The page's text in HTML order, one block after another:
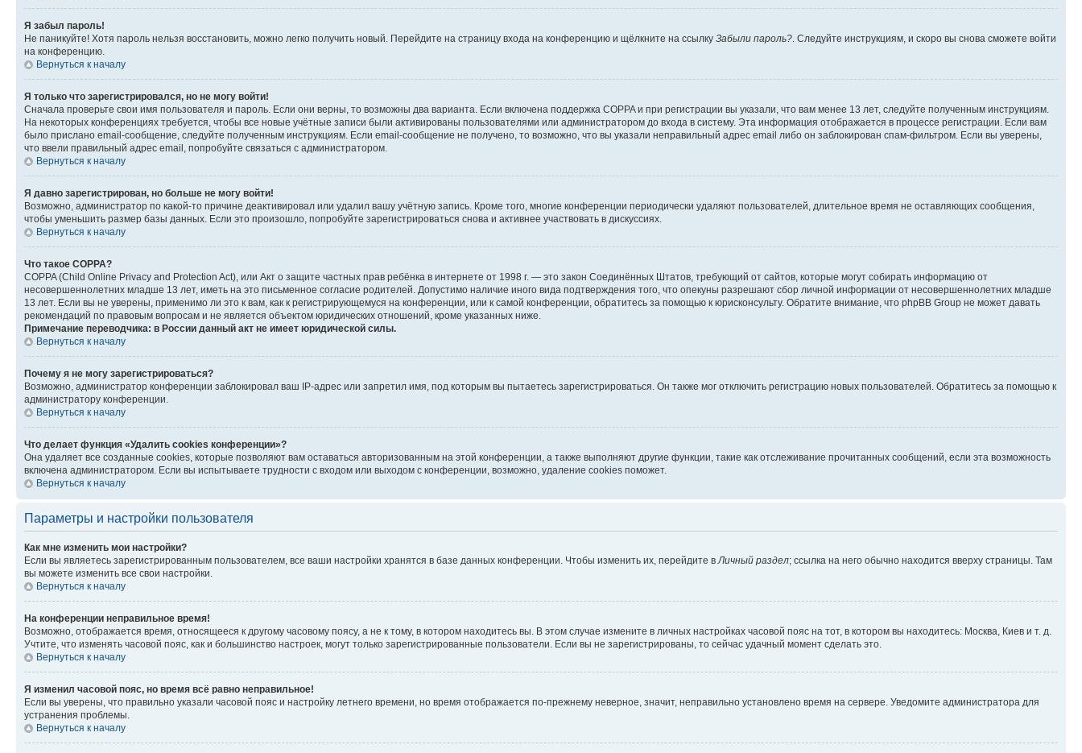
Я забыл пароль!
Не паникуйте! Хотя пароль нельзя восстановить, можно легко получить новый. Перейдите на страницу входа на конференцию и щёлкните на ссылку Забыли пароль? . Следуйте инструкциям, и скоро вы снова сможете войти
на конференцию.
Вернуться к началу
Я только что зарегистрировался, но не могу войти!
Сначала проверьте свои имя пользователя и пароль. Если они верны, то возможны два варианта. Если включена поддержка COPPA и при регистрации вы указали, что вам менее 13 лет, следуйте полученным инструкциям.
На некоторых конференциях требуется, чтобы все новые учётные записи были активированы пользователями или администратором до входа в систему. Эта информация отображается в процессе регистрации. Если вам
было прислано email-сообщение, следуйте полученным инструкциям. Если email-сообщение не получено, то возможно, что вы указали неправильный адрес email либо он заблокирован спам-фильтром. Если вы уверены,
что ввели правильный адрес email, попробуйте связаться с администратором.
Вернуться к началу
Я давно зарегистрирован, но больше не могу войти!
Возможно, администратор по какой-то причине деактивировал или удалил вашу учётную запись. Кроме того, многие конференции периодически удаляют пользователей, длительное время не оставляющих сообщения,
чтобы уменьшить размер базы данных. Если это произошло, попробуйте зарегистрироваться снова и активнее участвовать в дискуссиях.
Вернуться к началу
Что такое COPPA?
COPPA (Child Online Privacy and Protection Act), или Акт о защите частных прав ребёнка в интернете от 1998 г. — это закон Соединённых Штатов, требующий от сайтов, которые могут собирать информацию от
несовершеннолетних младше 13 лет, иметь на это письменное согласие родителей. Допустимо наличие иного вида подтверждения того, что опекуны разрешают сбор личной информации от несовершеннолетних младше
13 лет. Если вы не уверены, применимо ли это к вам, как к регистрирующемуся на конференции, или к самой конференции, обратитесь за помощью к юрисконсульту. Обратите внимание, что phpBB Group не может давать
рекомендаций по правовым вопросам и не является объектом юридических отношений, кроме указанных ниже.
Примечание переводчика: в России данный акт не имеет юридической силы.
Вернуться к началу
Почему я не могу зарегистрироваться?
Возможно, администратор конференции заблокировал ваш IP-адрес или запретил имя, под которым вы пытаетесь зарегистрироваться. Он также мог отключить регистрацию новых пользователей. Обратитесь за помощью к
администратору конференции.
Вернуться к началу
Что делает функция «Удалить cookies конференции»?
Она удаляет все созданные cookies, которые позволяют вам оставаться авторизованным на этой конференции, а также выполняют другие функции, такие как отслеживание прочитанных сообщений, если эта возможность
включена администратором. Если вы испытываете трудности с входом или выходом с конференции, возможно, удаление cookies поможет.
Вернуться к началу
Параметры и настройки пользователя
Как мне изменить мои настройки?
Если вы являетесь зарегистрированным пользователем, все ваши настройки хранятся в базе данных конференции. Чтобы изменить их, перейдите в Личный раздел; ссылка на него обычно находится вверху страницы. Там
вы можете изменить все свои настройки.
Вернуться к началу
На конференции неправильное время!
Возможно, отображается время, относящееся к другому часовому поясу, а не к тому, в котором находитесь вы. В этом случае измените в личных настройках часовой пояс на тот, в котором вы находитесь: Москва, Киев и т. д.
Учтите, что изменять часовой пояс, как и большинство настроек, могут только зарегистрированные пользователи. Если вы не зарегистрированы, то сейчас удачный момент сделать это.
Вернуться к началу
Я изменил часовой пояс, но время всё равно неправильное!
Если вы уверены, что правильно указали часовой пояс и настройку летнего времени, но время отображается по-прежнему неверное, значит, неправильно установлено время на сервере. Уведомите администратора для
устранения проблемы.
Вернуться к началу